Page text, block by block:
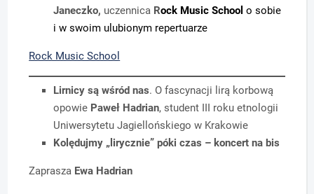
Janeczko, uczennica Rock Music Schoolo sobie
i w swoim ulubionym repertuarze
Rock Music School
Lirnicy są wśród nas. O fascynacji lirą korbową
opowie Paweł Hadrian, student III roku etnologii
Uniwersytetu Jagiellońskiego w Krakowie
Kolędujmy „lirycznie” póki czas – koncert na bis
Zaprasza Ewa Hadrian